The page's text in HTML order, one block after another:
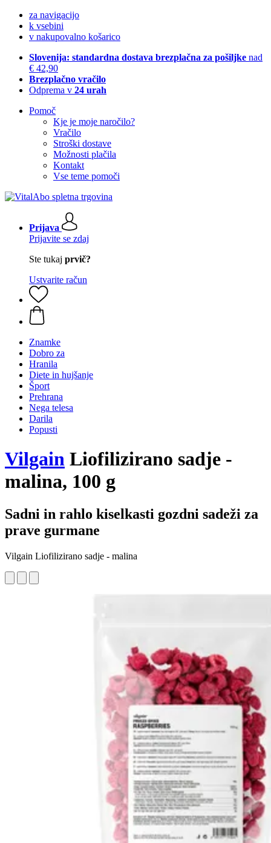
za navigacijo
k vsebini
v nakupovalno košarico
Slovenija: standardna dostava brezplačna za pošiljke nad
€ 42,90
Brezplačno vračilo
Odprema v 24 urah
Pomoč
Kje je moje naročilo?
Vračilo
Stroški dostave
Možnosti plačila
Kontakt
Vse teme pomoči
Prijava
Prijavite se zdaj
Ste tukaj prvič?
Ustvarite račun
Znamke
Dobro za
Hranila
Diete in hujšanje
Šport
Prehrana
Nega telesa
Darila
Popusti
Vilgain Liofilizirano sadje -
malina, 100 g
Sadni in rahlo kiselkasti gozdni sadeži za
prave gurmane
Vilgain Liofilizirano sadje - malina